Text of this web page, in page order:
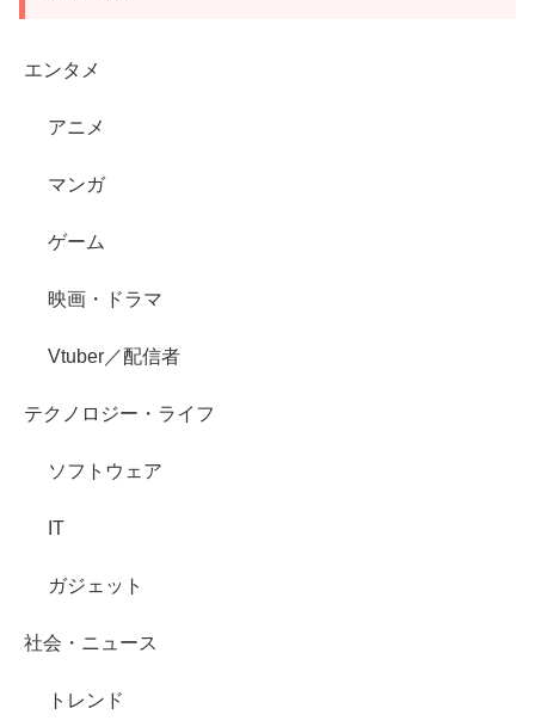
エンタメ
アニメ
マンガ
ゲーム
映画・ドラマ
Vtuber／配信者
テクノロジー・ライフ
ソフトウェア
IT
ガジェット
社会・ニュース
トレンド